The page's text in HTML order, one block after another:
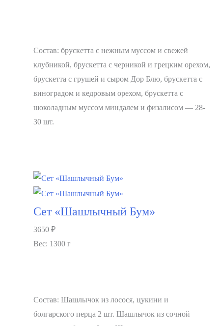
Состав: брускетта с нежным муссом и свежей
клубникой, брускетта с черникой и грецким орехом,
брускетта с грушей и сыром Дор Блю, брускетта с
виноградом и кедровым орехом, брускетта с
шоколадным муссом миндалем и физалисом — 28-
30 шт.
Сет «Шашлычный Бум»
3650 ₽
Вес: 1300 г
Состав: Шашлычок из лосося, цукини и
болгарского перца 2 шт. Шашлычок из сочной